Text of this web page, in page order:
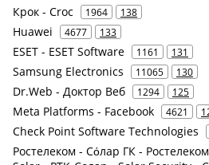
Крок - Croc 1964 138
Huawei 4677 133
ESET - ESET Software 1161 131
Samsung Electronics 11065 130
Dr.Web - Доктор Веб 1294 125
Meta Platforms - Facebook 4621
Check Point Software Technologies
Ростелеком - Сόлар ГК -